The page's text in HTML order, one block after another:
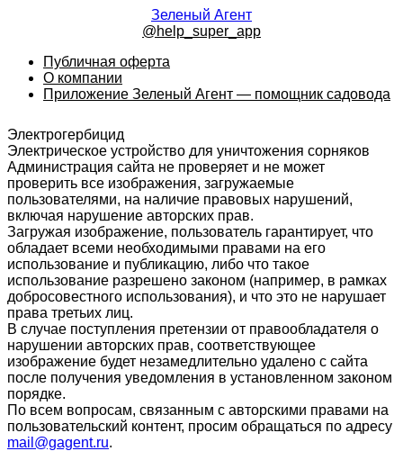
Зеленый Агент
@help_super_app
Публичная оферта
О компании
Приложение Зеленый Агент — помощник садовода
Электрогербицид
Электрическое устройство для уничтожения сорняков
Администрация сайта не проверяет и не может
проверить все изображения, загружаемые
пользователями, на наличие правовых нарушений,
включая нарушение авторских прав.
Загружая изображение, пользователь гарантирует, что
обладает всеми необходимыми правами на его
использование и публикацию, либо что такое
использование разрешено законом (например, в рамках
добросовестного использования), и что это не нарушает
права третьих лиц.
В случае поступления претензии от правообладателя о
нарушении авторских прав, соответствующее
изображение будет незамедлительно удалено с сайта
после получения уведомления в установленном законом
порядке.
По всем вопросам, связанным с авторскими правами на
пользовательский контент, просим обращаться по адресу
mail@gagent.ru.